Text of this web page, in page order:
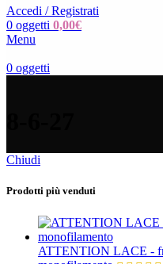
Accedi / Registrati
0 oggetti 0,00€
Menu
0 oggetti
Chiudi
Prodotti più venduti
ATTENTION LACE -